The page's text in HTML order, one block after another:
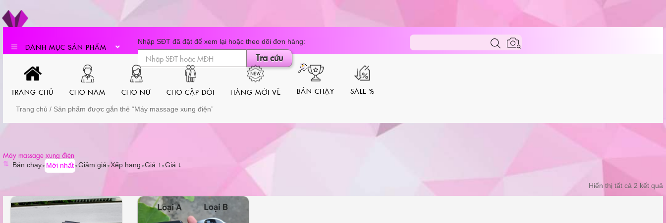
Skip
to
sản
phẩm
DANH MỤC SẢN PHẨM
TRANG CHỦ CHO NAM CHO NỮ CHO CẶP ĐÔI HÀNG MỚI VỀ BÁN CHẠY SALE %
Trang chủ / Sản phẩm được gắn thẻ “Máy massage xung điện”
Nhập SĐT đã đặt để xem lại hoặc theo dõi đơn hàng:
Tra cứu
Máy massage xung điện
⇅ Bán chạy Mới nhất Giảm giá Xếp hạng Giá ↑ Giá ↓
Hiển thị tất cả 2 kết quả